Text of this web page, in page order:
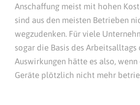
Anschaffung meist mit hohen
sind aus den meisten Betrieben
wegzudenken. Für viele
sogar die Basis des Arbeitsalltags
Auswirkungen hätte es also,
Geräte plötzlich nicht mehr